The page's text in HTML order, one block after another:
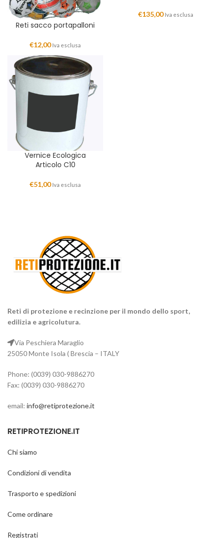
Reti sacco portapalloni
€12,00 Iva esclusa
€135,00 Iva esclusa
Vernice Ecologica
Articolo C10
€51,00 Iva esclusa
Reti di protezione e recinzione per il mondo dello sport,
edilizia e agricolutura.
Via Peschiera Maraglio
25050 Monte Isola ( Brescia – ITALY
Phone: (0039) 030-9886270
Fax: (0039) 030-9886270
email: info@retiprotezione.it
RETIPROTEZIONE.IT
Chi siamo
Condizioni di vendita
Trasporto e spedizioni
Come ordinare
Registrati